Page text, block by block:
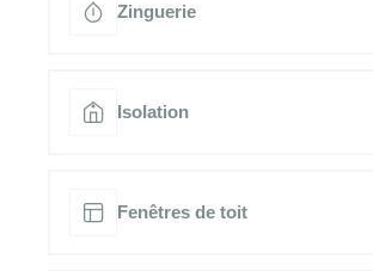
Zinguerie
Isolation
Fenêtres de toit